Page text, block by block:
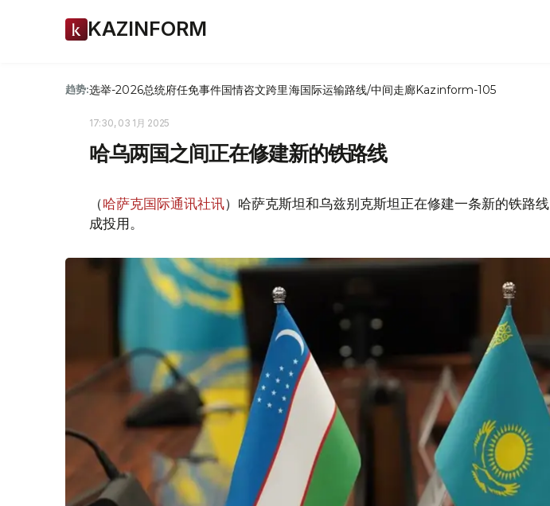
KAZINFORM
趋势:选举-2026总统府任免事件国情咨文跨里海国际运输路线/中间走廊Kazinform-105
17:30, 03 1月 2025
哈乌两国之间正在修建新的铁路线
（哈萨克国际通讯社讯）哈萨克斯坦和乌兹别克斯坦正在修建一条新的铁路
成投用。